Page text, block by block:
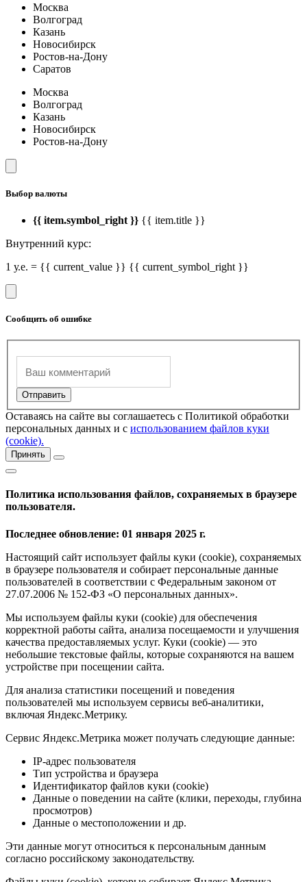
Москва
Волгоград
Казань
Новосибирск
Ростов-на-Дону
Саратов
Москва
Волгоград
Казань
Новосибирск
Ростов-на-Дону
Выбор валюты
{{ item.symbol_right }} {{ item.title }}
Внутренний курс:
1 у.е. = {{ current_value }} {{ current_symbol_right }}
Сообщить об ошибке
Оставаясь на сайте вы соглашаетесь с Политикой обработки
персональных данных и с использованием файлов куки
(cookie).
Принять
Политика использования файлов, сохраняемых в браузере
пользователя.
Последнее обновление: 01 января 2025 г.
Настоящий сайт использует файлы куки (cookie), сохраняемых
в браузере пользователя и собирает персональные данные
пользователей в соответствии с Федеральным законом от
27.07.2006 № 152-ФЗ «О персональных данных».
Мы используем файлы куки (cookie) для обеспечения
корректной работы сайта, анализа посещаемости и улучшения
качества предоставляемых услуг. Куки (cookie) — это
небольшие текстовые файлы, которые сохраняются на вашем
устройстве при посещении сайта.
Для анализа статистики посещений и поведения
пользователей мы используем сервисы веб-аналитики,
включая Яндекс.Метрику.
Сервис Яндекс.Метрика может получать следующие данные:
IP-адрес пользователя
Тип устройства и браузера
Идентификатор файлов куки (cookie)
Данные о поведении на сайте (клики, переходы, глубина
просмотров)
Данные о местоположении и др.
Эти данные могут относиться к персональным данным
согласно российскому законодательству.